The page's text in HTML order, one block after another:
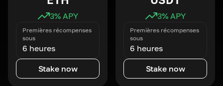
3% APY
Premières récompenses
sous
6 heures
Stake now
3% APY
Premières récompenses
sous
6 heures
Stake now